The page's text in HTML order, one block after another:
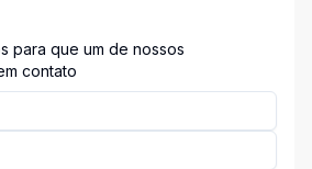
para que um de nossos
contato